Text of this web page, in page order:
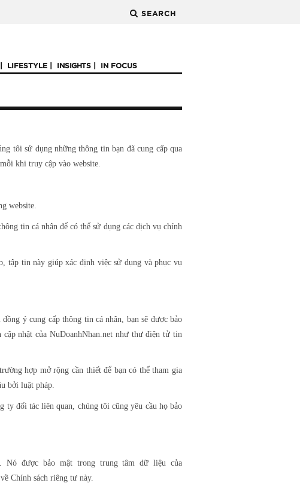
SEARCH
LIFESTYLE INSIGHTS IN FOCUS
tôi sử dụng những thông tin bạn đã cung cấp qua
khi truy cập vào website.
website.
tin cá nhân để có thể sử dụng các dịch vụ chính
tập tin này giúp xác định việc sử dụng và phục vụ
ý cung cấp thông tin cá nhân, bạn sẽ được bảo
nhật của NuDoanhNhan.net như thư điện tử tin
hợp mở rộng cần thiết để bạn có thể tham gia
bởi luật pháp.
ty đối tác liên quan, chúng tôi cũng yêu cầu họ bảo
Nó được bảo mật trong trung tâm dữ liệu của
Chính sách riêng tư này.